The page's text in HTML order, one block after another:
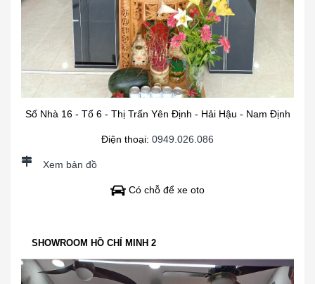
Số Nhà 16 - Tổ 6 - Thị Trấn Yên Định - Hải Hậu - Nam Định
Điện thoại: 0949.026.086
Xem bản đồ
Có chỗ để xe oto
SHOWROOM HỒ CHÍ MINH 2